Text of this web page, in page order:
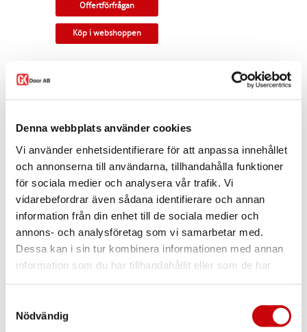
Denna webbplats använder cookies
Vi använder enhetsidentifierare för att anpassa innehållet
och annonserna till användarna, tillhandahålla funktioner
för sociala medier och analysera vår trafik. Vi
vidarebefordrar även sådana identifierare och annan
information från din enhet till de sociala medier och
annons- och analysföretag som vi samarbetar med.
Dessa kan i sin tur kombinera informationen med annan
information som du har tillhandahållit eller som de har
Nödvändig
Offertförfrågan
Köp i webshoppen
Rundad profil och genomgående spröjs. Valbart
Tillverkningsvara i samtliga storlekar. Levereras
skålar som standard. Modellen finns som
enkeldörr, pardörr i lika eller olika delning,
Varianten finns att köpa i webshoppen. I
offertförfrågan väljer dumått, ytbehandling,
Kontakta oss viamejlellertelefonom du har
några funderingar eller särskilda önskemål.
Dela